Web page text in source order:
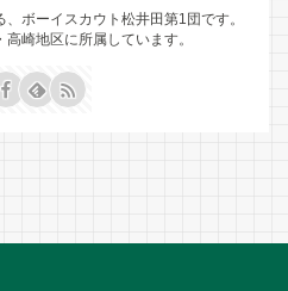
ボーイスカウト松井田第1団です。
崎地区に所属しています。